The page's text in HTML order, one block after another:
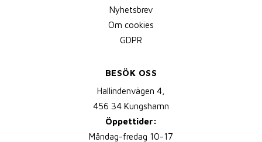
Nyhetsbrev
Om cookies
GDPR
BESÖK OSS
Hallindenvägen 4,
456 34 Kungshamn
Öppettider:
Måndag-fredag 10-17